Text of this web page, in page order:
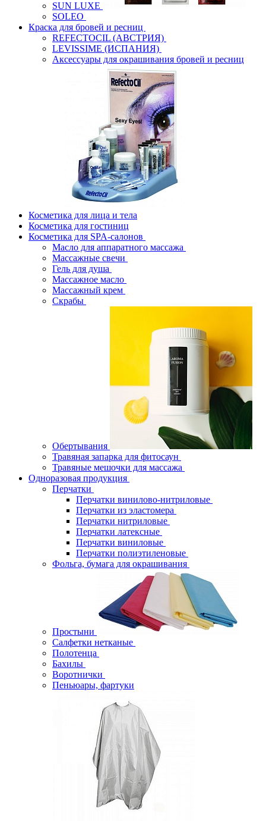
SUN LUXE
SOLEO
Краска для бровей и ресниц
REFECTOCIL (АВСТРИЯ)
LEVISSIME (ИСПАНИЯ)
Аксессуары для окрашивания бровей и ресниц
Косметика для лица и тела
Косметика для гостиниц
Косметика для SPA-салонов
Масло для аппаратного массажа
Массажные свечи
Гель для душа
Массажное масло
Массажный крем
Скрабы
Обертывания
Травяная запарка для фитосаун
Травяные мешочки для массажа
Одноразовая продукция
Перчатки
Перчатки винилово-нитриловые
Перчатки из эластомера
Перчатки нитриловые
Перчатки латексные
Перчатки виниловые
Перчатки полиэтиленовые
Фольга, бумага для окрашивания
Простыни
Салфетки нетканые
Полотенца
Бахилы
Воротнички
Пеньюары, фартуки